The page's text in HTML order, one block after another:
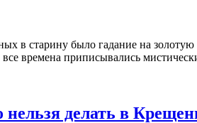
в старину было гадание на
времена приписывались
делать в